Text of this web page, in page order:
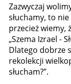
Zazwyczaj
słuchamy, to
przecież wiemy,
„Szema Izrael -
Dlatego dobrze
rekolekcji
słucham?”.